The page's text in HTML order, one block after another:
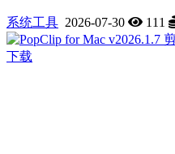
系统工具 2026-07-30 111